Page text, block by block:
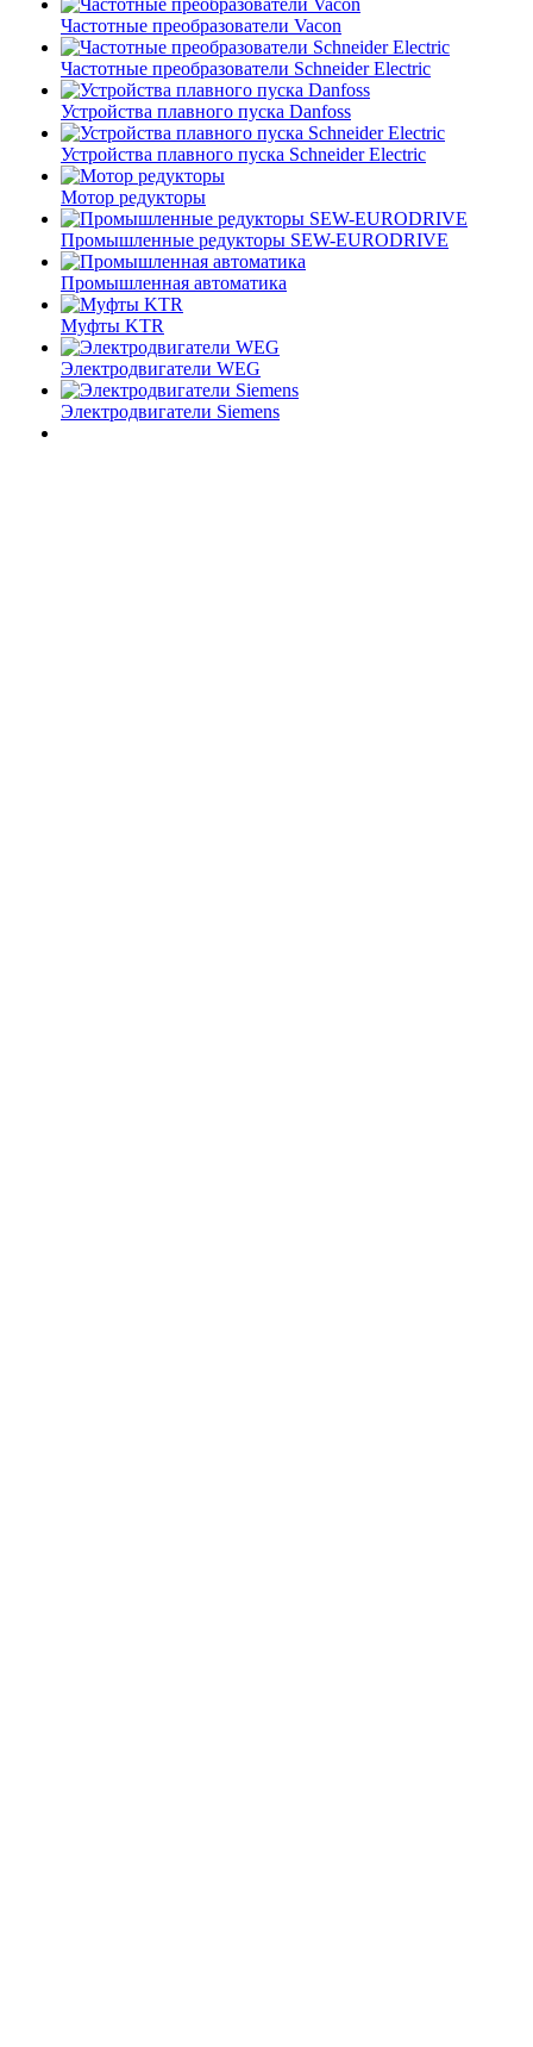
Частотные преобразователи Vacon
Частотные преобразователи Schneider Electric
Устройства плавного пуска Danfoss
Устройства плавного пуска Schneider Electric
Мотор редукторы
Промышленные редукторы SEW-EURODRIVE
Промышленная автоматика
Муфты KTR
Электродвигатели WEG
Электродвигатели Siemens